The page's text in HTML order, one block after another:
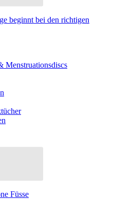
beginnt bei den richtigen
Menstruationsdiscs
Füsse